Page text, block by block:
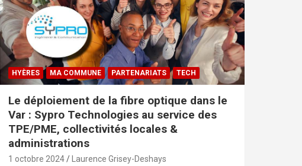
HYÈRES MA COMMUNE PARTENARIATS TECH
Le déploiement de la fibre optique dans le
Var : Sypro Technologies au service des
TPE/PME, collectivités locales &
administrations
1 octobre 2024 Laurence Grisey-Deshays